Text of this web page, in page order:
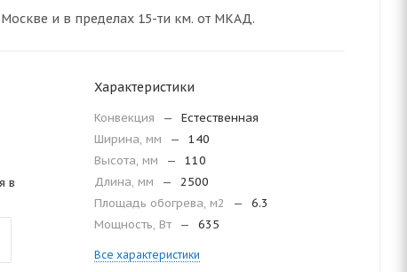
Москве и в пределах 15-ти км. от МКАД.
в
Характеристики
Конвекция —
Естественная
Ширина, мм
—
140
Высота, мм
—
110
Длина, мм
—
2500
Площадь обогрева, м2
—
6.3
Мощность, Вт
— 635
Все характеристики